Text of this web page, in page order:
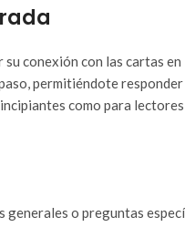
conexión con las cartas
permitiéndote
como para
o preguntas